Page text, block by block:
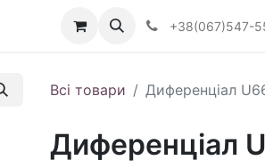
+38(067)547-
Всі товари Диференціал
Диференціал